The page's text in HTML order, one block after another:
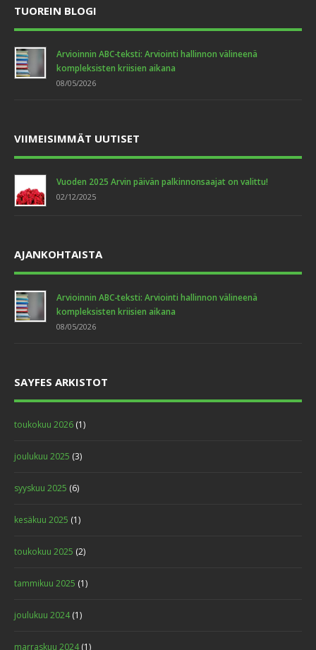
TUOREIN BLOGI
Arvioinnin ABC-teksti: Arviointi hallinnon välineenä
kompleksisten kriisien aikana
08/05/2026
VIIMEISIMMÄT UUTISET
Vuoden 2025 Arvin päivän palkinnonsaajat on valittu!
02/12/2025
AJANKOHTAISTA
Arvioinnin ABC-teksti: Arviointi hallinnon välineenä
kompleksisten kriisien aikana
08/05/2026
SAYFES ARKISTOT
toukokuu 2026 (1)
joulukuu 2025 (3)
syyskuu 2025 (6)
kesäkuu 2025 (1)
toukokuu 2025 (2)
tammikuu 2025 (1)
joulukuu 2024(1)
marraskuu 2024(1)